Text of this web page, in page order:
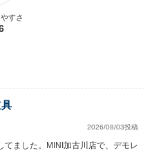
すさ
2026/08/03投稿
ました。MINI加古川店で、デモレ